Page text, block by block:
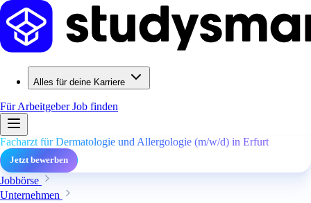
Alles für deine Karriere
Für ArbeitgeberJob finden
Facharzt für Dermatologie und Allergologie (m/w/d) in Erfurt
Jetzt bewerben
Jobbörse
Unternehmen